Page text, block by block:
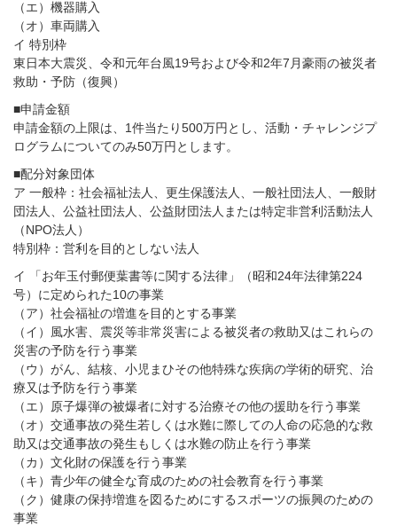
（エ）機器購入
（オ）車両購入
イ 特別枠
東日本大震災、令和元年台風19号および令和2年7月豪雨の被災者
救助・予防（復興）
■申請金額
申請金額の上限は、1件当たり500万円とし、活動・チャレンジプ
ログラムについてのみ50万円とします。
■配分対象団体
ア 一般枠：社会福祉法人、更生保護法人、一般社団法人、一般財
団法人、公益社団法人、公益財団法人または特定非営利活動法人
（NPO法人）
特別枠：営利を目的としない法人
イ 「お年玉付郵便葉書等に関する法律」（昭和24年法律第224
号）に定められた10の事業
（ア）社会福祉の増進を目的とする事業
（イ）風水害、震災等非常災害による被災者の救助又はこれらの
災害の予防を行う事業
（ウ）がん、結核、小児まひその他特殊な疾病の学術的研究、治
療又は予防を行う事業
（エ）原子爆弾の被爆者に対する治療その他の援助を行う事業
（オ）交通事故の発生若しくは水難に際しての人命の応急的な救
助又は交通事故の発生もしくは水難の防止を行う事業
（カ）文化財の保護を行う事業
（キ）青少年の健全な育成のための社会教育を行う事業
（ク）健康の保持増進を図るためにするスポーツの振興のための
事業